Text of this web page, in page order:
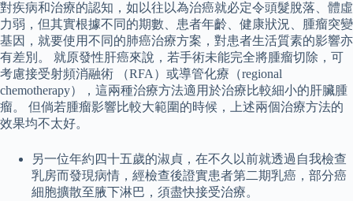
對疾病和治療的認知，如以往以為治癌就必定令頭髮脫落、體虛
力弱，但其實根據不同的期數、患者年齡、健康狀況、腫瘤突變
基因，就要使用不同的肺癌治療方案，對患者生活質素的影響亦
有差別。 就原發性肝癌來說，若手術未能完全將腫瘤切除，可
考慮接受射頻消融術 （RFA）或導管化療（regional
chemotherapy），這兩種治療方法適用於治療比較細小的肝臟腫
瘤。 但倘若腫瘤影響比較大範圍的時候，上述兩個治療方法的
效果均不太好。
另一位年約四十五歲的淑貞，在不久以前就透過自我檢查
乳房而發現病情，經檢查後證實患者第二期乳癌，部分癌
細胞擴散至腋下淋巴，須盡快接受治療。